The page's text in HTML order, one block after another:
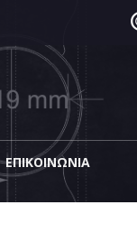
EΠΙΚΟΙΝΩΝΊΑ